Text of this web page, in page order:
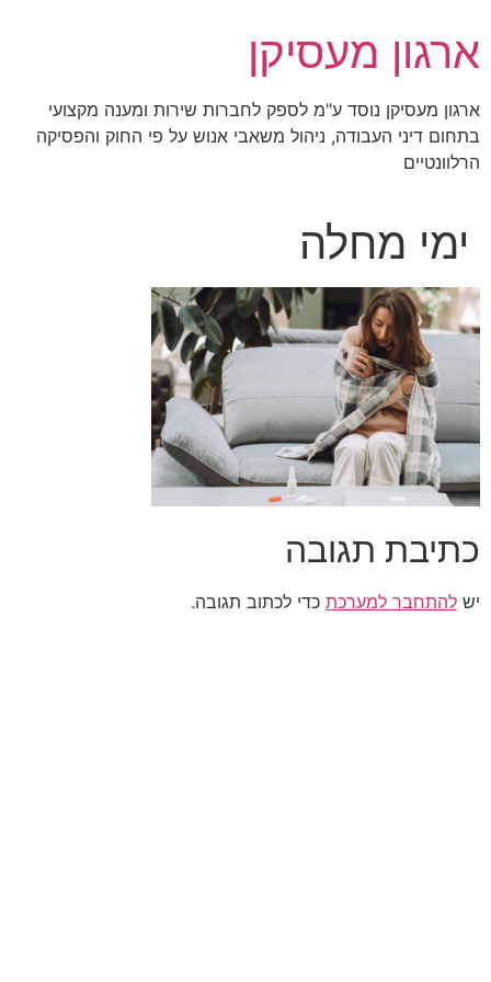
לתוכן
ארגון מעסיקן
ארגון מעסיקן נוסד ע"מ לספק לחברות שירות ומענה מקצועי
בתחום דיני העבודה, ניהול משאבי אנוש על פי החוק והפסיקה
הרלוונטיים
ימי מחלה
כתיבת תגובה
יש להתחבר למערכת כדי לכתוב תגובה.